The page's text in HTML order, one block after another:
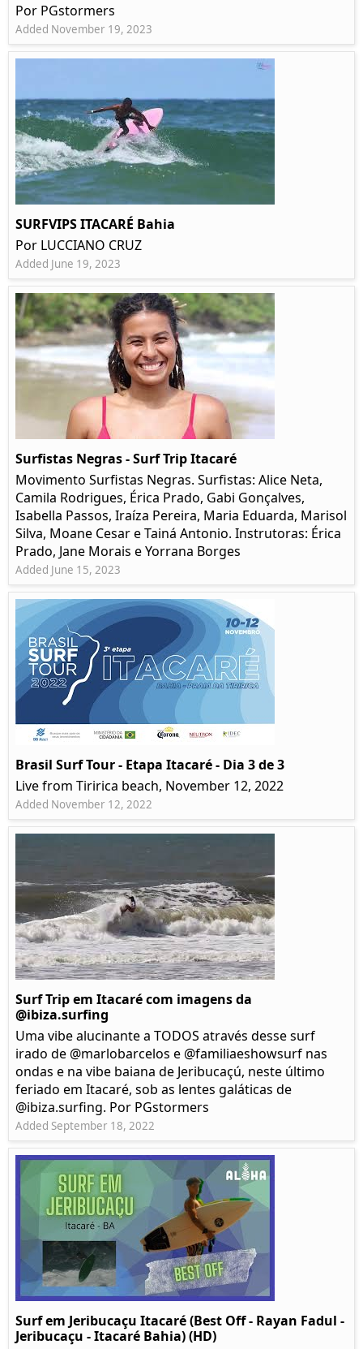
Por PGstormers
Added November 19, 2023
SURFVIPS ITACARÉ Bahia
Por LUCCIANO CRUZ
Added June 19, 2023
Surfistas Negras - Surf Trip Itacaré
Movimento Surfistas Negras. Surfistas: Alice Neta,
Camila Rodrigues, Érica Prado, Gabi Gonçalves,
Isabella Passos, Iraíza Pereira, Maria Eduarda, Marisol
Silva, Moane Cesar e Tainá Antonio. Instrutoras: Érica
Prado, Jane Morais e Yorrana Borges
Added June 15, 2023
Brasil Surf Tour - Etapa Itacaré - Dia 3 de 3
Live from Tiririca beach, November 12, 2022
Added November 12, 2022
Surf Trip em Itacaré com imagens da
@ibiza.surfing
Uma vibe alucinante a TODOS através desse surf
irado de @marlobarcelos e @familiaeshowsurf nas
ondas e na vibe baiana de Jeribucaçú, neste último
feriado em Itacaré, sob as lentes galáticas de
@ibiza.surfing. Por PGstormers
Added September 18, 2022
Surf em Jeribucaçu Itacaré (Best Off - Rayan Fadul -
Jeribucaçu - Itacaré Bahia) (HD)